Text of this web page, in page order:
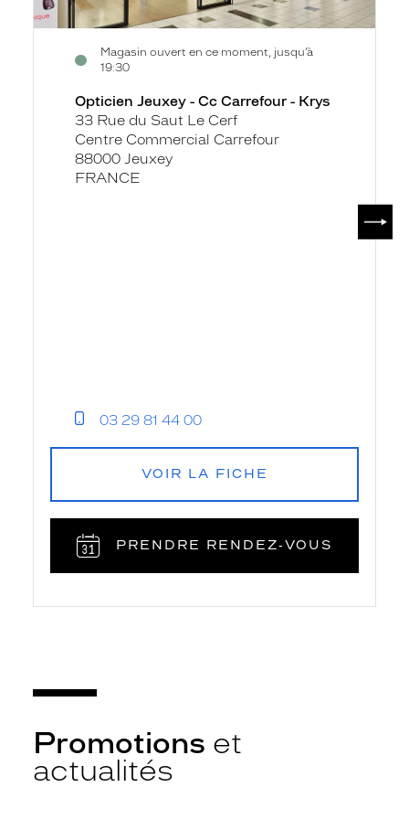
Krys
Magasin ouvert en ce moment, jusqu’à
19:30
Opticien Jeuxey - Cc Carrefour - Krys
33 Rue du Saut Le Cerf
Centre Commercial Carrefour
88000 Jeuxey
FRANCE
03 29 81 44 00
VOIR LA FICHE
PRENDRE RENDEZ‑VOUS
Promotions et
actualités